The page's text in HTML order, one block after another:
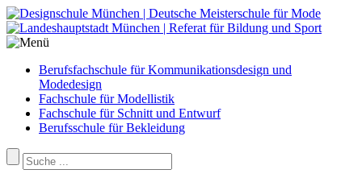
Berufsfachschule für Kommunikationsdesign und
Modedesign
Fachschule für Modellistik
Fachschule für Schnitt und Entwurf
Berufsschule für Bekleidung